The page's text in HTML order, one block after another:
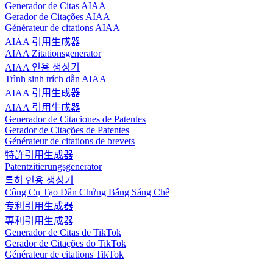
Generador de Citas AIAA
Gerador de Citações AIAA
Générateur de citations AIAA
AIAA 引用生成器
AIAA Zitationsgenerator
AIAA 인용 생성기
Trình sinh trích dẫn AIAA
AIAA 引用生成器
AIAA 引用生成器
Generador de Citaciones de Patentes
Gerador de Citações de Patentes
Générateur de citations de brevets
特許引用生成器
Patentzitierungsgenerator
특허 인용 생성기
Công Cụ Tạo Dẫn Chứng Bằng Sáng Chế
专利引用生成器
專利引用生成器
Generador de Citas de TikTok
Gerador de Citações do TikTok
Générateur de citations TikTok